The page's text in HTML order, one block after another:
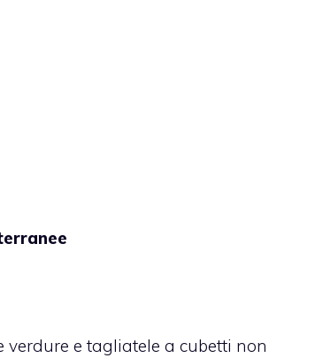
verdure e tagliatele a cubetti non